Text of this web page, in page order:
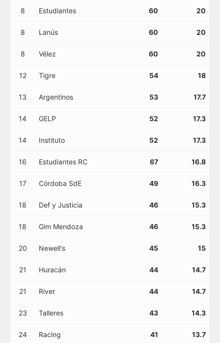
8 Estudiantes 60 20
8 Lanús 60 20
8 Vélez 60 20
12 Tigre 54 18
13 Argentinos 53 17.7
14 GELP 52 17.3
14 Instituto 52 17.3
16 Estudiantes RC 67 16.8
17 Córdoba SdE 49 16.3
18 Def y Justicia 46 15.3
18 Gim Mendoza 46 15.3
20 Newell's 45 15
21 Huracán 44 14.7
21 River 44 14.7
23 Talleres 43 14.3
24 Racing 41 13.7